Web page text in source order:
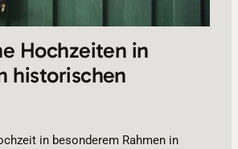
Hochzeiten in
historischen
in besonderem Rahmen in